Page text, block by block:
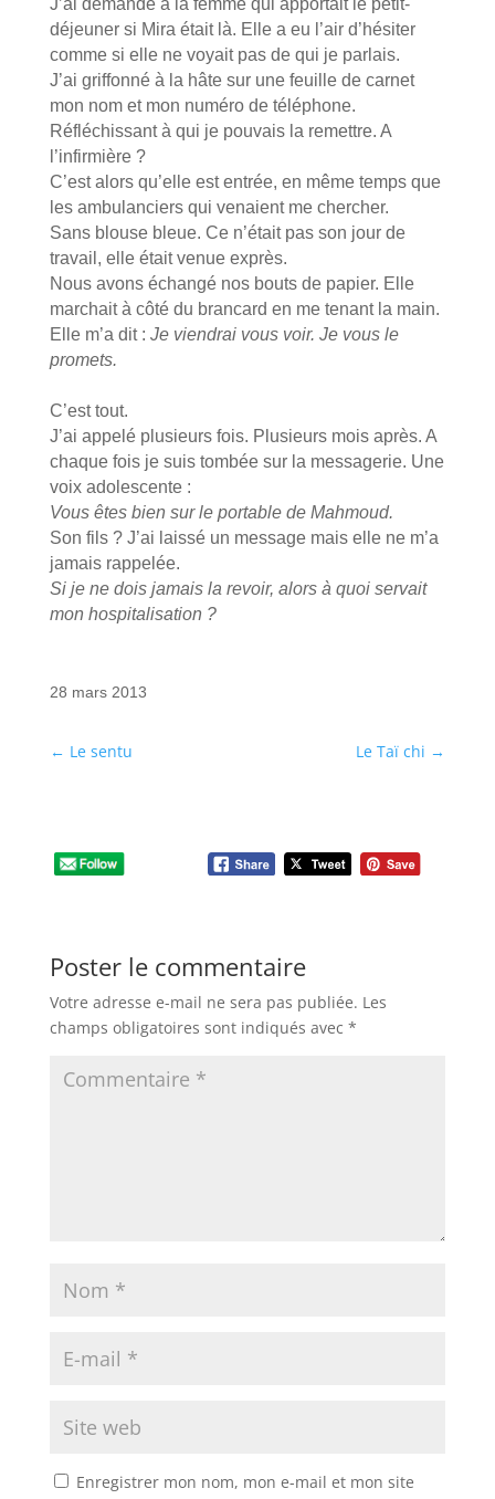
J’ai demandé à la femme qui apportait le petit-
déjeuner si Mira était là. Elle a eu l’air d’hésiter
comme si elle ne voyait pas de qui je parlais.
J’ai griffonné à la hâte sur une feuille de carnet
mon nom et mon numéro de téléphone.
Réfléchissant à qui je pouvais la remettre. A
l’infirmière ?
C’est alors qu’elle est entrée, en même temps que
les ambulanciers qui venaient me chercher.
Sans blouse bleue. Ce n’était pas son jour de
travail, elle était venue exprès.
Nous avons échangé nos bouts de papier. Elle
marchait à côté du brancard en me tenant la main.
Elle m’a dit : Je viendrai vous voir. Je vous le
promets.
C’est tout.
J’ai appelé plusieurs fois. Plusieurs mois après. A
chaque fois je suis tombée sur la messagerie. Une
voix adolescente :
Vous êtes bien sur le portable de Mahmoud.
Son fils ? J’ai laissé un message mais elle ne m’a
jamais rappelée.
Si je ne dois jamais la revoir, alors à quoi servait
mon hospitalisation ?
28 mars 2013
← Le sentu Le Taï chi →
Poster le commentaire
Votre adresse e-mail ne sera pas publiée. Les
champs obligatoires sont indiqués avec *
Enregistrer mon nom, mon e-mail et mon site